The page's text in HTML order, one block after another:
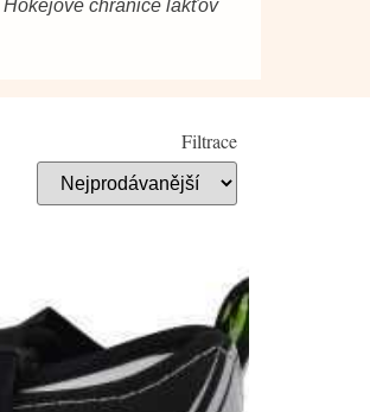
Hokejové chrániče lakťov
Filtrace